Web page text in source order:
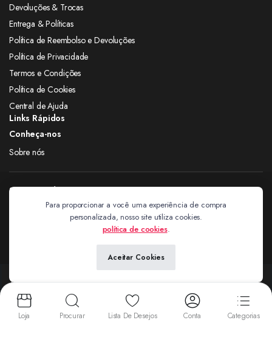
Devoluções & Trocas
Entrega & Políticas
Política de Reembolso e Devoluções
Política de Privacidade
Termos e Condições
Política de Cookies
Central de Ajuda
Links Rápidos
Conheça-nos
Sobre nós
Siga nas redes
Copyright 2024 © Extravagantes. Todos os direitos reservados. by
Aceitamos:
Para proporcionar a você uma experiência de compra
personalizada, nosso site utiliza cookies.
política de cookies.
Aceitar Cookies
Loja Procurar Lista De Desejos Conta Categorias